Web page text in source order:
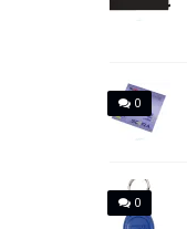
0
0